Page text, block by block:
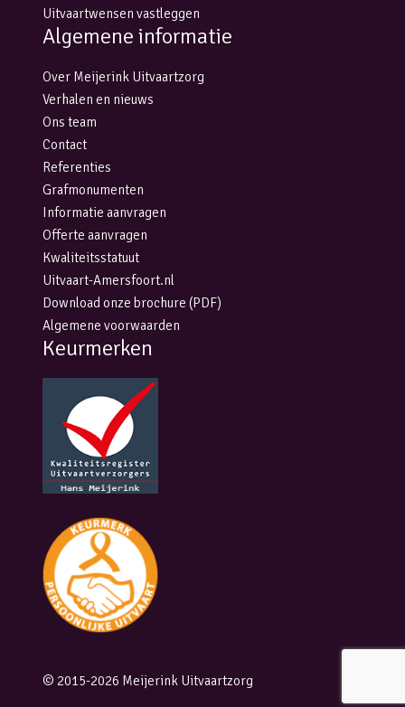
Uitvaartwensen vastleggen
Algemene informatie
Over Meijerink Uitvaartzorg
Verhalen en nieuws
Ons team
Contact
Referenties
Grafmonumenten
Informatie aanvragen
Offerte aanvragen
Kwaliteitsstatuut
Uitvaart-Amersfoort.nl
Download onze brochure (PDF)
Algemene voorwaarden
Keurmerken
© 2015-2026 Meijerink Uitvaartzorg